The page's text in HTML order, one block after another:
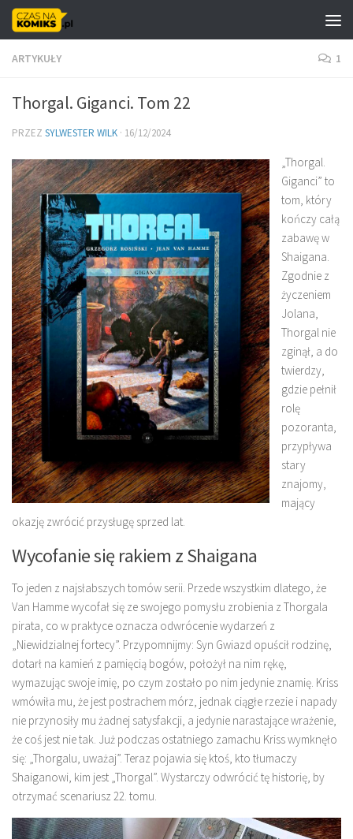
Skip to content
ARTYKUŁY 1
Thorgal. Giganci. Tom 22
PRZEZ SYLWESTER WILK · 16/12/2024
„Thorgal.
Giganci” to
tom, który
kończy całą
zabawę w
Shaigana.
Zgodnie z
życzeniem
Jolana,
Thorgal nie
zginął, a do
twierdzy,
gdzie pełnił
rolę
pozoranta,
przypływa
stary
znajomy,
mający
okazję zwrócić przysługę sprzed lat.
Wycofanie się rakiem z Shaigana
To jeden z najsłabszych tomów serii. Przede wszystkim dlatego, że
Van Hamme wycofał się ze swojego pomysłu zrobienia z Thorgala
pirata, co w praktyce oznacza odwrócenie wydarzeń z
„Niewidzialnej fortecy”. Przypomnijmy: Syn Gwiazd opuścił rodzinę,
dotarł na kamień z pamięcią bogów, położył na nim rękę,
wymazując swoje imię, po czym zostało po nim jedynie znamię. Kriss
wmówiła mu, że jest postrachem mórz, jednak ciągłe rzezie i napady
nie przynosiły mu żadnej satysfakcji, a jedynie narastające wrażenie,
że coś jest nie tak. Już podczas ostatniego zamachu Kriss wymknęło
się: „Thorgalu, uważaj”. Teraz pojawia się ktoś, kto tłumaczy
Shaiganowi, kim jest „Thorgal”. Wystarczy odwrócić tę historię, by
otrzymać scenariusz 22. tomu.